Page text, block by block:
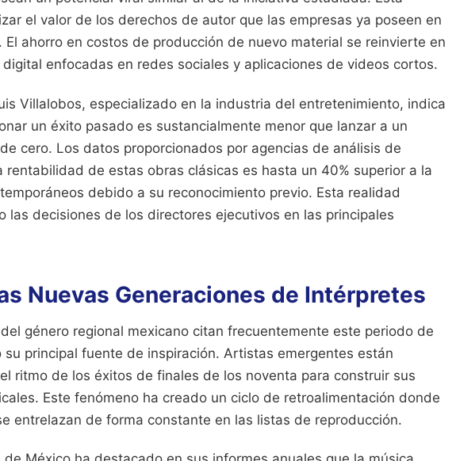
el valor de los derechos de autor que las empresas ya poseen en
El ahorro en costos de producción de nuevo material se reinvierte en
enfocadas en redes sociales y aplicaciones de videos cortos.
Villalobos, especializado en la industria del entretenimiento, indica
un éxito pasado es sustancialmente menor que lanzar a un
cero. Los datos proporcionados por agencias de análisis de
rentabilidad de estas obras clásicas es hasta un 40% superior a la
debido a su reconocimiento previo. Esta realidad
las decisiones de los directores ejecutivos en las principales
Nuevas Generaciones de Intérpretes
género regional mexicano citan frecuentemente este periodo de
su principal fuente de inspiración. Artistas emergentes están
ritmo de los éxitos de finales de los noventa para construir sus
Este fenómeno ha creado un ciclo de retroalimentación donde
entrelazan de forma constante en las listas de reproducción.